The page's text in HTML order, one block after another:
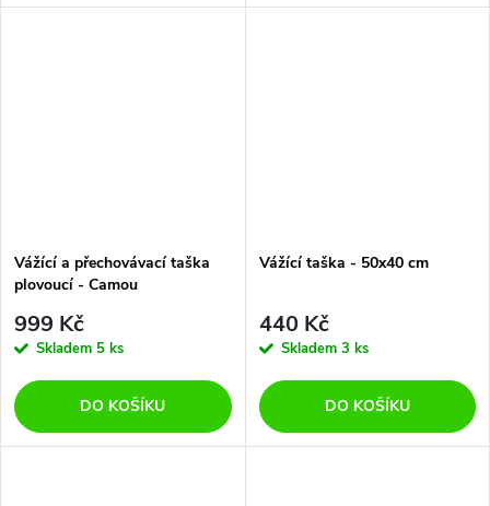
Vážící a přechovávací taška
plovoucí - Camou
999 Kč
Skladem 5 ks
DO KOŠÍKU
Vážící taška - 50x40 cm
440 Kč
Skladem 3 ks
DO KOŠÍKU